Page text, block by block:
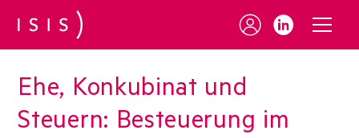
Ehe, Konkubinat und
Steuern: Besteuerung im